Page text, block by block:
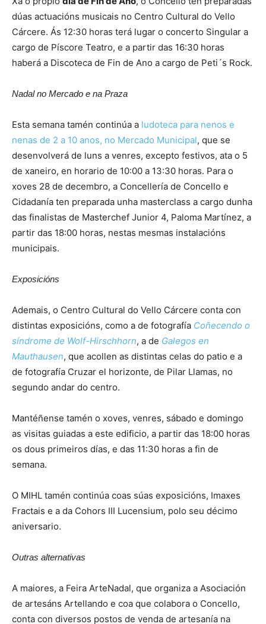
dúas actuacións musicais no Centro Cultural do Vello
Cárcere. Ás 12:30 horas terá lugar o concerto Singular a
cargo de Píscore Teatro, e a partir das 16:30 horas
haberá a Discoteca de Fin de Ano a cargo de Peti´s Rock.
Nadal no Mercado e na Praza
Esta semana tamén continúa a ludoteca para nenos e
nenas de 2 a 10 anos, no Mercado Municipal, que se
desenvolverá de luns a venres, excepto festivos, ata o 5
de xaneiro, en horario de 10:00 a 13:30 horas. Para o
xoves 28 de decembro, a Concellería de Concello e
Cidadanía ten preparada unha masterclass a cargo dunha
das finalistas de Masterchef Junior 4, Paloma Martínez, a
partir das 18:00 horas, nestas mesmas instalacións
municipais.
Exposicións
Ademais, o Centro Cultural do Vello Cárcere conta con
distintas exposicións, como a de fotografía Coñecendo o
síndrome de Wolf-Hirschhorn, a de Galegos en
Mauthausen, que acollen as distintas celas do patio e a
de fotografía Cruzar el horizonte, de Pilar Llamas, no
segundo andar do centro.
Mantéñense tamén o xoves, venres, sábado e domingo
as visitas guiadas a este edificio, a partir das 18:00 horas
os dous primeiros días, e das 11:30 horas a fin de
semana.
O MIHL tamén continúa coas súas exposicións, Imaxes
Fractais e a da Cohors III Lucensium, polo seu décimo
aniversario.
Outras alternativas
A maiores, a Feira ArteNadal, que organiza a Asociación
de artesáns Artellando e coa que colabora o Concello,
conta con diversos postos de venda de artesanía na